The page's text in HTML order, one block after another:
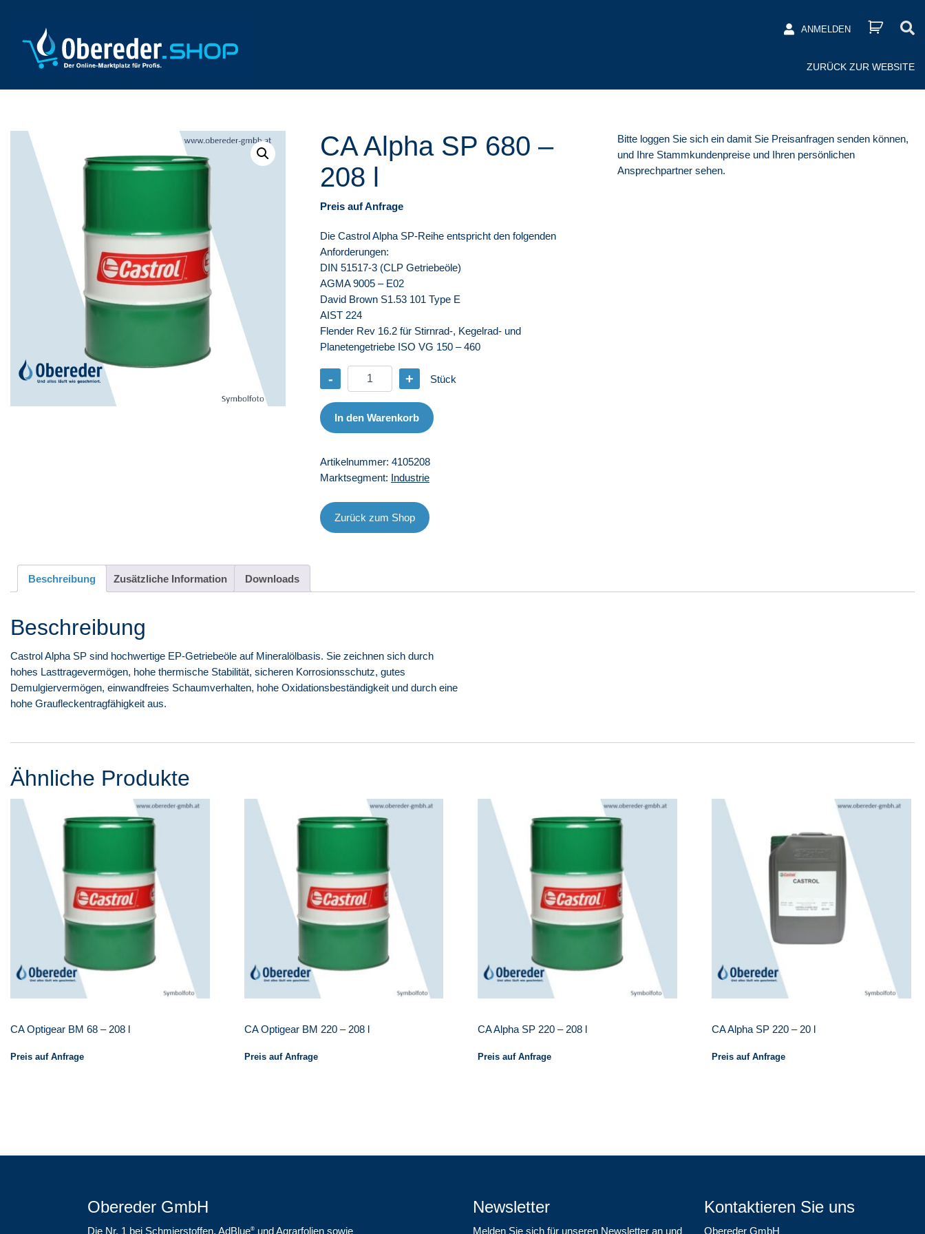
ANMELDEN
ZURÜCK ZUR WEBSITE
CA Alpha SP 680 –
208 l
Preis auf Anfrage
Die Castrol Alpha SP-Reihe entspricht den folgenden
Anforderungen:
DIN 51517-3 (CLP Getriebeöle)
AGMA 9005 – E02
David Brown S1.53 101 Type E
AIST 224
Flender Rev 16.2 für Stirnrad-, Kegelrad- und
Planetengetriebe ISO VG 150 – 460
CA
Alpha
SP
680
208
l
- + Stück
In den Warenkorb
Artikelnummer: 4105208
Marktsegment: Industrie
Zurück zum Shop
Bitte loggen Sie sich ein damit Sie Preisanfragen senden können,
und Ihre Stammkundenpreise und Ihren persönlichen
Ansprechpartner sehen.
Beschreibung Zusätzliche Information Downloads
Beschreibung
Castrol Alpha SP sind hochwertige EP-Getriebeöle auf Mineralölbasis. Sie zeichnen sich durch
hohes Lasttragevermögen, hohe thermische Stabilität, sicheren Korrosionsschutz, gutes
Demulgiervermögen, einwandfreies Schaumverhalten, hohe Oxidationsbeständigkeit und durch eine
hohe Graufleckentragfähigkeit aus.
Ähnliche Produkte
CA Optigear BM 68 – 208 l
Preis auf Anfrage
CA Optigear BM 220 – 208 l
Preis auf Anfrage
CA Alpha SP 220 – 208 l
Preis auf Anfrage
CA Alpha SP 220 – 20 l
Preis auf Anfrage
Obereder GmbH
Die Nr. 1 bei Schmierstoffen, AdBlue®und Agrarfolien sowie
Newsletter
Melden Sie sich für unseren Newsletter an und
Kontaktieren Sie uns
Obereder GmbH